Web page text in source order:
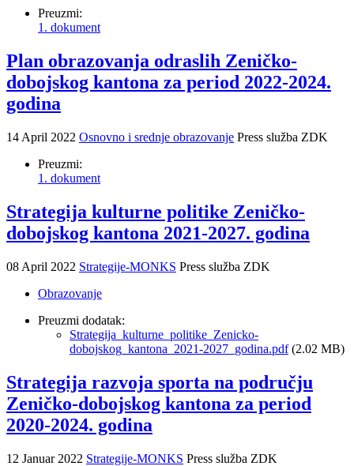
Preuzmi:
1. dokument
Plan obrazovanja odraslih Zeničko-
dobojskog kantona za period 2022-2024.
godina
14 April 2022 Osnovno i srednje obrazovanje Press služba ZDK
Preuzmi:
1. dokument
Strategija kulturne politike Zeničko-
dobojskog kantona 2021-2027. godina
08 April 2022 Strategije-MONKS Press služba ZDK
Obrazovanje
Preuzmi dodatak:
Strategija_kulturne_politike_Zenicko-
dobojskog_kantona_2021-2027_godina.pdf(2.02 MB)
Strategija razvoja sporta na području
Zeničko-dobojskog kantona za period
2020-2024. godina
12 Januar 2022 Strategije-MONKS Press služba ZDK